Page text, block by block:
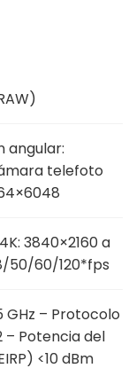
angular:
telefoto
3840×2160 a
60/120*fps
GHz – Protocolo
– Potencia del
<10 dBm